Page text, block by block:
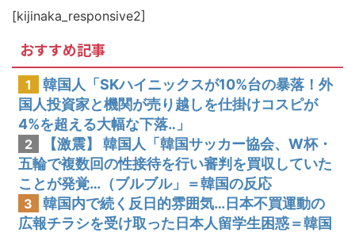
[kijinaka_responsive2]
おすすめ記事
1
韓国人「SKハイニックスが10%台の暴落！外
国人投資家と機関が売り越しを仕掛けコスピが
4%を超える大幅な下落‥」
2
【激震】 韓国人「韓国サッカー協会、W杯・
五輪で複数回の性接待を行い審判を買収していた
ことが発覚…（ブルブル」＝韓国の反応
3
韓国内で続く反日的雰囲気…日本不買運動の
広報チラシを受け取った日本人留学生困惑＝韓国